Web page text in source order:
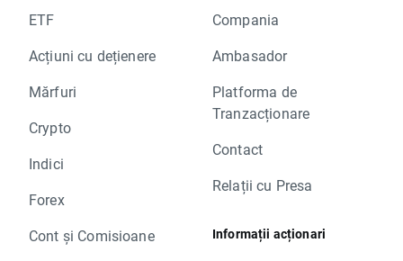
ETF
Acțiuni cu dețienere
Mărfuri
Crypto
Indici
Forex
Cont și Comisioane
Compania
Ambasador
Platforma de
Tranzacționare
Contact
Relații cu Presa
Informații acționari